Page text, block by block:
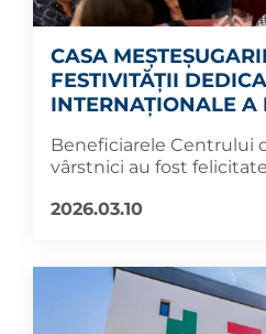
CASA
FESTIVITĂȚII
INTERNAȚIONALE A
Beneficiarele Centrului
vârstnici au fost
2026.03.10